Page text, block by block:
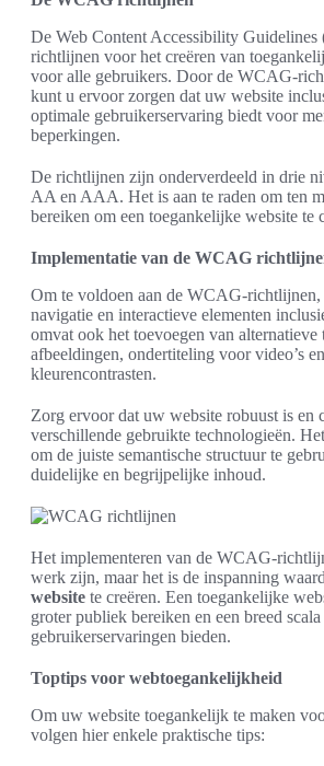
De Web Content Accessibility
richtlijnen voor het creëren van
voor alle gebruikers. Door de WCAG-
kunt u ervoor zorgen dat uw website
optimale gebruikerservaring biedt voor
beperkingen.
De richtlijnen zijn onderverdeeld in drie
AA en AAA. Het is aan te raden om ten
bereiken om een toegankelijke website te
Implementatie van de WCAG
Om te voldoen aan de WCAG-
navigatie en interactieve elementen
omvat ook het toevoegen van alternatieve
afbeeldingen, ondertiteling voor video’s
kleurencontrasten.
Zorg ervoor dat uw website robuust is en
verschillende gebruikte technologieën.
om de juiste semantische structuur te
duidelijke en begrijpelijke inhoud.
Het implementeren van de WCAG-
werk zijn, maar het is de inspanning
website te creëren. Een toegankelijke
groter publiek bereiken en een breed scala
gebruikerservaringen bieden.
Toptips voor webtoegankelijkheid
Om uw website toegankelijk te maken
volgen hier enkele praktische tips: